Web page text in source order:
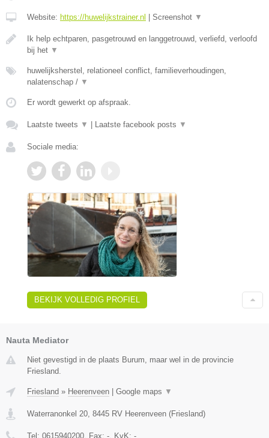
Website: https://huwelijkstrainer.nl Screenshot ▼
Ik help echtparen, pasgetrouwd en langgetrouwd, verliefd, verloofd
bij het ▼
huwelijksherstel, relationeel conflict, familieverhoudingen,
nalatenschap / ▼
Er wordt gewerkt op afspraak.
Laatste tweets ▼ Laatste facebook posts ▼
Sociale media:
BEKIJK VOLLEDIG PROFIEL
Nauta Mediator
Niet gevestigd in de plaats Burum, maar wel in de provincie
Friesland.
Friesland » Heerenveen Google maps ▼
Waterranonkel 20 8445 RV Heerenveen (Friesland)
Tel: 0615940200 , Fax: - , KvK: -